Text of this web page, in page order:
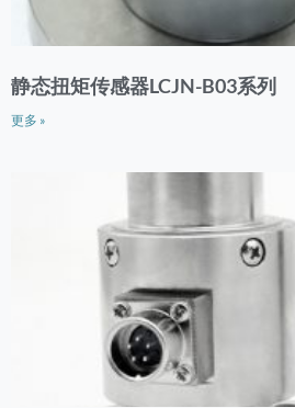
静态扭矩传感器LCJN-B03系列
更多 »